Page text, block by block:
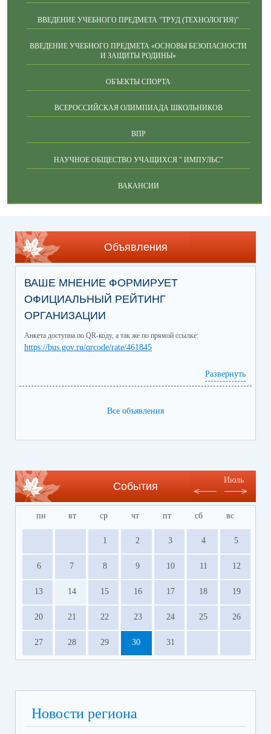
ВВЕДЕНИЕ УЧЕБНОГО ПРЕДМЕТА "ТРУД (ТЕХНОЛОГИЯ)"
ВВЕДЕНИЕ УЧЕБНОГО ПРЕДМЕТА «ОСНОВЫ БЕЗОПАСНОСТИ
И ЗАЩИТЫ РОДИНЫ»
ОБЪЕКТЫ СПОРТА
ВСЕРОССИЙСКАЯ ОЛИМПИАДА ШКОЛЬНИКОВ
ВПР
НАУЧНОЕ ОБЩЕСТВО УЧАЩИХСЯ " ИМПУЛЬС"
ВАКАНСИИ
Объявления
ВАШЕ МНЕНИЕ ФОРМИРУЕТ
ОФИЦИАЛЬНЫЙ РЕЙТИНГ
ОРГАНИЗАЦИИ
Анкета доступна по QR-коду, а так же по прямой ссылке:
https://bus.gov.ru/qrcode/rate/461845
Развернуть
Все объявления
События
Июль
пн вт ср чт пт сб вс
1 2 3 4 5
6 7 8 9 10 11 12
13 14 15 16 17 18 19
20 21 22 23 24 25 26
27 28 29 30 31
Новости региона